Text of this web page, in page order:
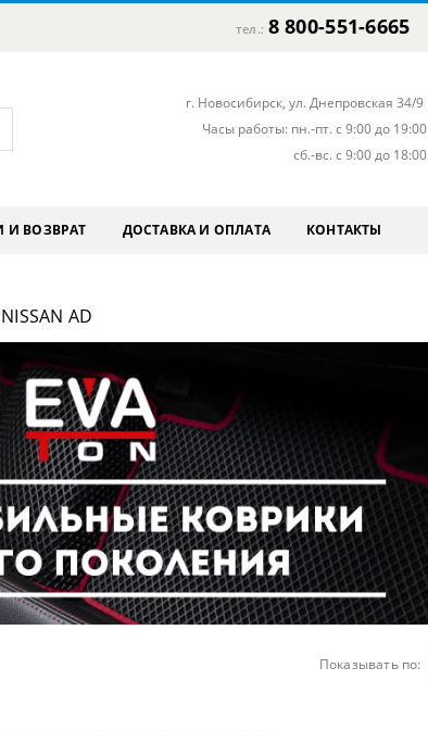
тел.: 8 800-551-6665
г. Новосибирск, ул. Днепровская 34/9
Часы работы: пн.-пт. с 9:00 до 19:00
сб.-вс. с 9:00 до 18:00
И ВОЗВРАТ ДОСТАВКА И ОПЛАТА КОНТАКТЫ
AD
Показывать по: